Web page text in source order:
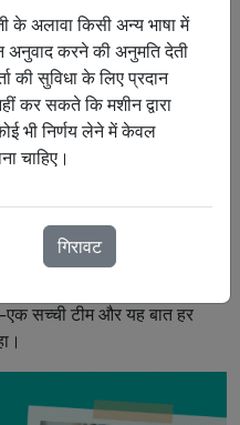
घर और अपनी बेटी के घर के बीच
मदद करती हैं। उनकी पोती
अक्सर प्रांत भर में प्रतियोगिताओं
पास यात्रा के लिए आवश्यक सभी
टैंकों को संभालना थोड़ा
एक पोर्टेबल ऑक्सीजन
लगता है कि आपके साथ कोई है
सच्ची टीम और यह बात हर
के अलावा किसी अन्य भाषा में
अनुवाद करने की अनुमति देती
की सुविधा के लिए प्रदान
कर सकते कि मशीन द्वारा
भी निर्णय लेने में केवल
चाहिए।
गिरावट